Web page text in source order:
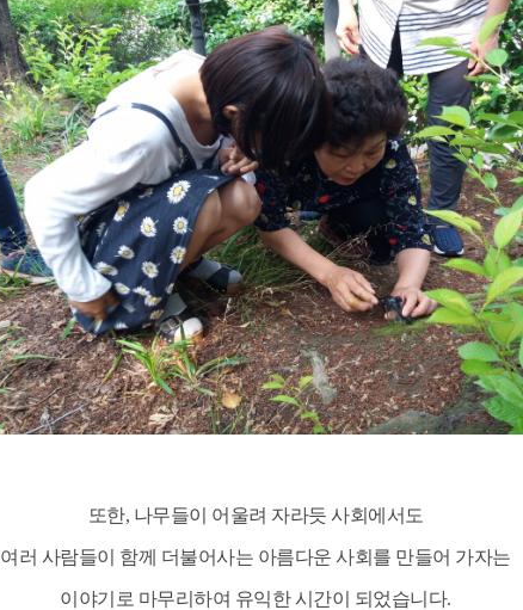
또한, 나무들이 어울려 자라듯 사회에서도
여러 사람들이 함께 더불어사는 아름다운 사회를 만들어 가자는
이야기로 마무리하여 유익한 시간이 되었습니다.​